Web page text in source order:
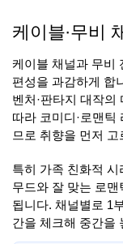
케이블·무비
케이블 채널과 무비
편성을 과감하게 합
벤처·판타지 대작의
따라 코미디·로맨틱
므로 취향을 먼저
특히 가족 친화적
무드와 잘 맞는 로
됩니다. 채널별로 1
간을 체크해 중간을